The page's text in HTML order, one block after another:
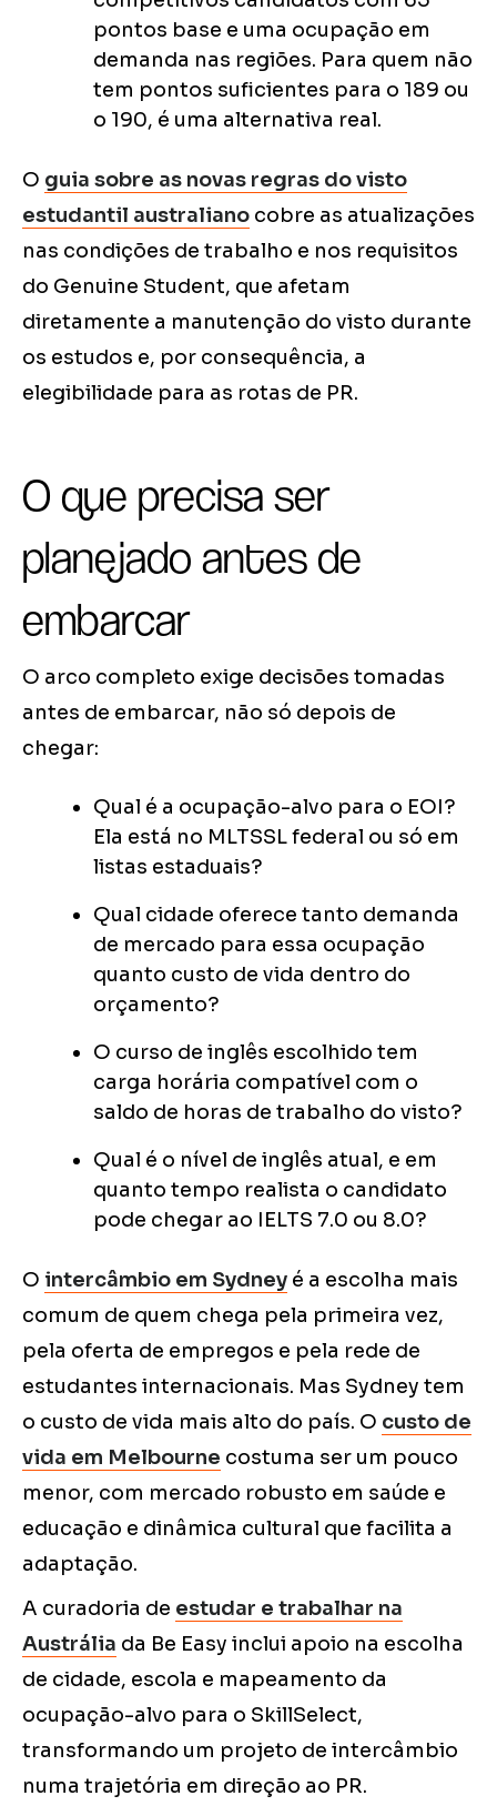
pontos base e uma ocupação em
demanda nas regiões. Para quem não
tem pontos suficientes para o 189 ou
o 190, é uma alternativa real.
O guia sobre as novas regras do visto
estudantil australiano cobre as atualizações
nas condições de trabalho e nos requisitos
do Genuine Student, que afetam
diretamente a manutenção do visto durante
os estudos e, por consequência, a
elegibilidade para as rotas de PR.
O que precisa ser
planejado antes de
embarcar
O arco completo exige decisões tomadas
antes de embarcar, não só depois de
chegar:
Qual é a ocupação-alvo para o EOI?
Ela está no MLTSSL federal ou só em
listas estaduais?
Qual cidade oferece tanto demanda
de mercado para essa ocupação
quanto custo de vida dentro do
orçamento?
O curso de inglês escolhido tem
carga horária compatível com o
saldo de horas de trabalho do visto?
Qual é o nível de inglês atual, e em
quanto tempo realista o candidato
pode chegar ao IELTS 7.0 ou 8.0?
O intercâmbio em Sydney é a escolha mais
comum de quem chega pela primeira vez,
pela oferta de empregos e pela rede de
estudantes internacionais. Mas Sydney tem
o custo de vida mais alto do país. O custo de
vida em Melbourne costuma ser um pouco
menor, com mercado robusto em saúde e
educação e dinâmica cultural que facilita a
adaptação.
A curadoria de estudar e trabalhar na
Austrália da Be Easy inclui apoio na escolha
de cidade, escola e mapeamento da
ocupação-alvo para o SkillSelect,
transformando um projeto de intercâmbio
numa trajetória em direção ao PR.